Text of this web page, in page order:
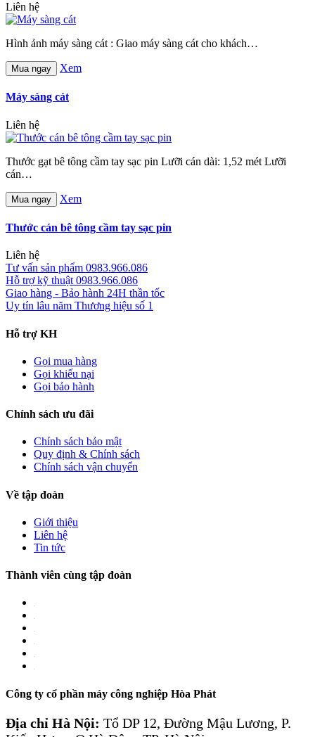
Liên hệ
Hình ảnh máy sàng cát : Giao máy sàng cát cho khách…
Mua ngay Xem
Máy sàng cát
Liên hệ
Thước gạt bê tông cầm tay sạc pin Lưỡi cán dài: 1,52 mét Lưỡi
cán…
Mua ngay Xem
Thước cán bê tông cầm tay sạc pin
Liên hệ
Tư vấn sản phẩm 0983.966.086
Hỗ trợ kỹ thuật 0983.966.086
Giao hàng - Bảo hành 24H thần tốc
Uy tín lâu năm Thương hiệu số 1
Hỗ trợ KH
Gọi mua hàng
Gọi khiếu nại
Gọi bảo hành
Chính sách ưu đãi
Chính sách bảo mật
Quy định & Chính sách
Chính sách vận chuyển
Về tập đoàn
Giới thiệu
Liên hệ
Tin tức
Thành viên cùng tập đoàn
Công ty cổ phần máy công nghiệp Hòa Phát
Địa chỉ Hà Nội: Tổ DP 12, Đường Mậu Lương, P.